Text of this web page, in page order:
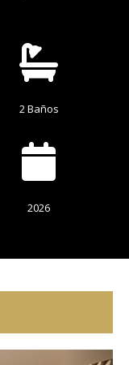
2 Baños
2026